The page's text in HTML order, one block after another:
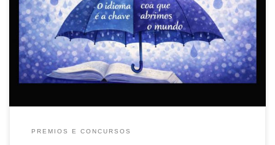
Facho 2026, que se rexerá polas seguintes bases: 1º) Ao premio de
poesía de O Facho poderá concorrer calquera persoa até os 35 anos
de idade e sempre que non publicase ningún libro individual de poesía
e a obra sexa […]
PREMIOS E CONCURSOS